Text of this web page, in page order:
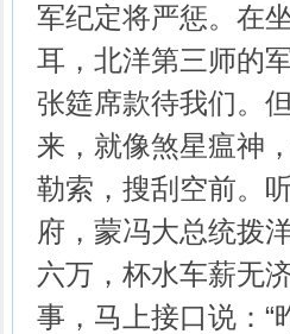
军纪定将严惩。在
耳，北洋第三师的
张筵席款待我们。
来，就像煞星瘟神
勒索，搜刮空前。
府，蒙冯大总统拨
六万，杯水车薪无
事，马上接口说：